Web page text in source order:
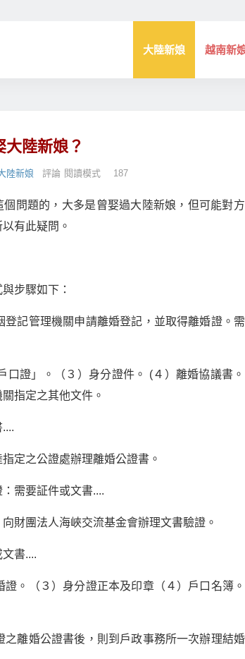
大陸新娘 越南新
大陸新娘？
陸新娘 評論 187
閱讀模式
個問題的，大多是曾娶過大陸新娘，但可能對
有此疑問。
步驟如下：
記管理機關申請離婚登記，並取得離婚證。
口證」。（３）身分證件。 (４）離婚協議書
指定之其他文件。
定之公證處辦理離婚公證書。
需要証件或文書....
財團法人海峽交流基金會辦理文書驗證。
書....
。（３）身分證正本及印章（４）戶口名簿
離婚公證書後，則到戶政事務所一次辦理結